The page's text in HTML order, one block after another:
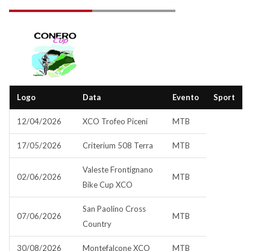
Logo Data Evento Sport
12/04/2026 XCO Trofeo Piceni MTB
17/05/2026 Criterium 508 Terra MTB
02/06/2026
Valeste Frontignano
Bike Cup XCO
MTB
07/06/2026
San Paolino Cross
Country
MTB
30/08/2026 Montefalcone XCO MTB